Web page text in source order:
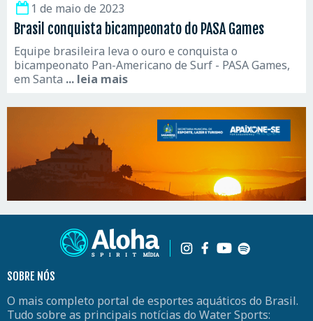
1 de maio de 2023
Brasil conquista bicampeonato do PASA Games
Equipe brasileira leva o ouro e conquista o
bicampeonato Pan-Americano de Surf - PASA Games,
em Santa ... leia mais
SOBRE NÓS
O mais completo portal de esportes aquáticos do Brasil.
Tudo sobre as principais notícias do Water Sports: